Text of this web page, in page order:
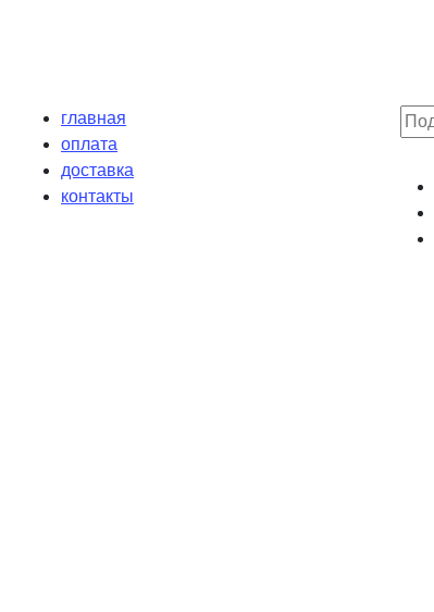
главная
оплата
доставка
контакты